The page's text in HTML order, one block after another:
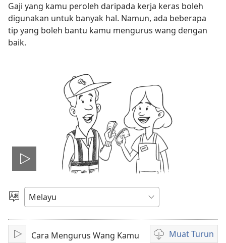
Gaji yang kamu peroleh daripada kerja keras boleh
digunakan untuk banyak hal. Namun, ada beberapa
tip yang boleh bantu kamu mengurus wang dengan
baik.
Mainkan
video
Pilih
Bahasa
MainCara Mengurus Wang Kamu Muat Turun
Pilihan